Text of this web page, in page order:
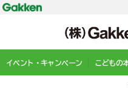
イベント・キャンペーン こどもの